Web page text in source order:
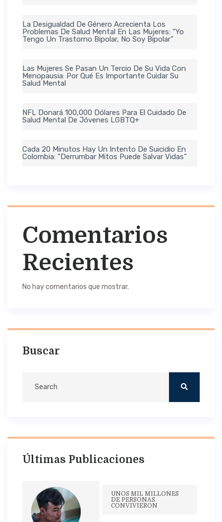
La Desigualdad De Género Acrecienta Los
Problemas De Salud Mental En Las Mujeres: “Yo
Tengo Un Trastorno Bipolar, No Soy Bipolar”
Las Mujeres Se Pasan Un Tercio De Su Vida Con
Menopausia: Por Qué Es Importante Cuidar Su
Salud Mental
NFL Donará 100,000 Dólares Para El Cuidado De
Salud Mental De Jóvenes LGBTQ+
Cada 20 Minutos Hay Un Intento De Suicidio En
Colombia: “Derrumbar Mitos Puede Salvar Vidas”
Comentarios
Recientes
No hay comentarios que mostrar.
Buscar
Últimas Publicaciones
UNOS MIL MILLONES
DE PERSONAS
CONVIVIERON